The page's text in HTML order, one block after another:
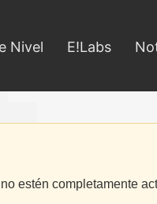
Nivel E!Labs
estén completamente